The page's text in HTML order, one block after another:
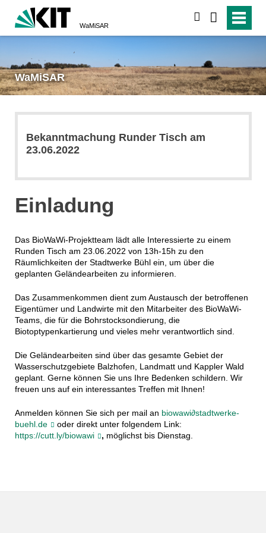
WaMiSAR
WaMiSAR
Bekanntmachung Runder Tisch am
23.06.2022
Einladung
Das BioWaWi-Projektteam lädt alle Interessierte zu einem
Runden Tisch am 23.06.2022 von 13h-15h zu den
Räumlichkeiten der Stadtwerke Bühl ein, um über die
geplanten Geländearbeiten zu informieren.
Das Zusammenkommen dient zum Austausch der betroffenen
Eigentümer und Landwirte mit den Mitarbeiter des BioWaWi-
Teams, die für die Bohrstocksondierung, die
Biotoptypenkartierung und vieles mehr verantwortlich sind.
Die Geländearbeiten sind über das gesamte Gebiet der
Wasserschutzgebiete Balzhofen, Landmatt und Kappler Wald
geplant. Gerne können Sie uns Ihre Bedenken schildern. Wir
freuen uns auf ein interessantes Treffen mit Ihnen!
Anmelden können Sie sich per mail an biowawi∂stadtwerke-
buehl.de
oder direkt unter folgendem Link:
https://cutt.ly/biowawi
, möglichst bis Dienstag.